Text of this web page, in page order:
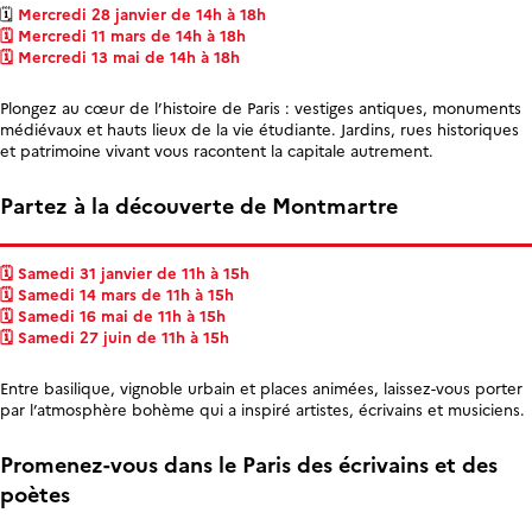
🗓️ Mercredi 28 janvier de 14h à 18h
🗓️ Mercredi 11 mars de 14h à 18h
🗓️ Mercredi 13 mai de 14h à 18h
Plongez au cœur de l’histoire de Paris : vestiges antiques, monuments
médiévaux et hauts lieux de la vie étudiante. Jardins, rues historiques
et patrimoine vivant vous racontent la capitale autrement.
Partez à la découverte de Montmartre
🗓️ Samedi 31 janvier de 11h à 15h
🗓️ Samedi 14 mars de 11h à 15h
🗓️ Samedi 16 mai de 11h à 15h
🗓️ Samedi 27 juin de 11h à 15h
Entre basilique, vignoble urbain et places animées, laissez-vous porter
par l’atmosphère bohème qui a inspiré artistes, écrivains et musiciens.
Promenez-vous dans le Paris des écrivains et des
poètes